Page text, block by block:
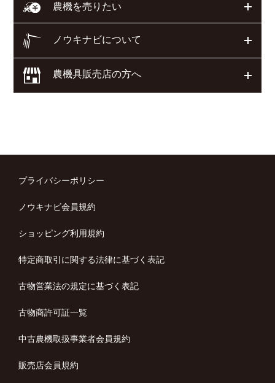
農機を売りたい
ノウキナビについて
農機具販売店の方へ
プライバシーポリシー
ノウキナビ会員規約
ショッピング利用規約
特定商取引に関する法律に基づく表記
古物営業法の規定に基づく表記
古物商許可証一覧
中古農機取扱事業者会員規約
販売店会員規約